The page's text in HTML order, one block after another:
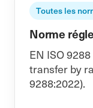
Toutes les
Norme
EN ISO
transfer by
9288:2022).